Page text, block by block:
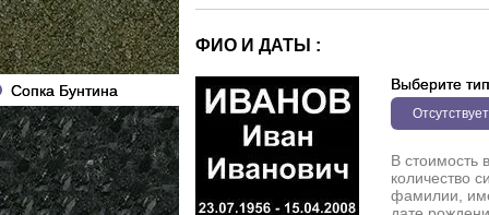
Сопка Бунтина
ФИО И ДАТЫ :
Выберите тип
Отсутствует
В стоимость
количество
фамилии,